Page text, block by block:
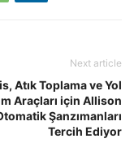
Next article
Atık Toplama ve Yol
Araçları için Allison
Şanzımanları
Tercih Ediyor